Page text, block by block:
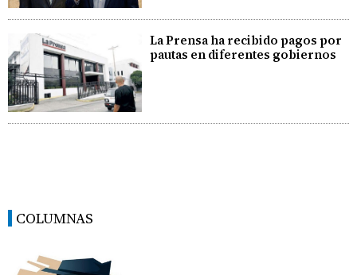
La Prensa ha recibido pagos por
pautas en diferentes gobiernos
COLUMNAS